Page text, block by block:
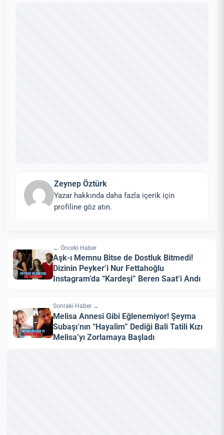
Zeynep Öztürk
Yazar hakkında daha fazla içerik için
profiline göz atın.
← Önceki Haber
Aşk-ı Memnu Bitse de Dostluk Bitmedi!
Dizinin Peyker’i Nur Fettahoğlu
Instagram’da “Kardeşi” Beren Saat’i Andı
Sonraki Haber →
Melisa Annesi Gibi Eğlenemiyor! Şeyma
Subaşı’nın “Hayalim” Dediği Bali Tatili ​Kızı
Melisa’yı Zorlamaya Başladı